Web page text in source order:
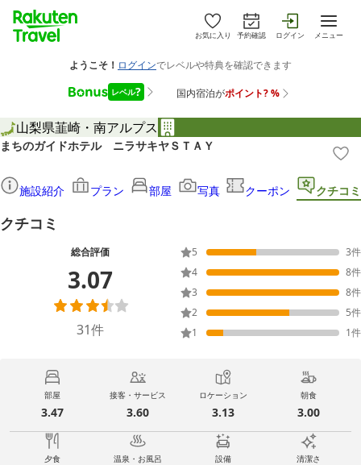
お気に入り 予約確認 ログイン メニュー
山梨県韮崎・南アルプス
まちのガイドホテル ニラサキヤＳＴＡＹ
施設紹介 プラン 部屋 写真 クーポン クチコミ
クチコミ
総合評価
3.07
31件
5 3件
4
8件
3
8件
2
5件
1
1件
部屋
3.47
接客・サービス
3.60
ロケーション
3.13
朝食
3.00
夕食 温泉・お風呂 設備 清潔さ